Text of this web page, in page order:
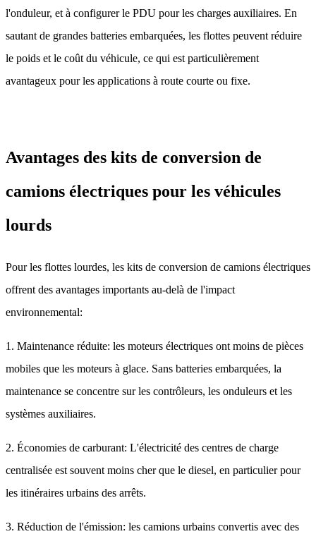
l'onduleur, et à configurer le PDU pour les charges auxiliaires. En
sautant de grandes batteries embarquées, les flottes peuvent réduire
le poids et le coût du véhicule, ce qui est particulièrement
avantageux pour les applications à route courte ou fixe.
Avantages des kits de conversion de
camions électriques pour les véhicules
lourds
Pour les flottes lourdes, les kits de conversion de camions électriques
offrent des avantages importants au-delà de l'impact
environnemental:
1. Maintenance réduite: les moteurs électriques ont moins de pièces
mobiles que les moteurs à glace. Sans batteries embarquées, la
maintenance se concentre sur les contrôleurs, les onduleurs et les
systèmes auxiliaires.
2. Économies de carburant: L'électricité des centres de charge
centralisée est souvent moins cher que le diesel, en particulier pour
les itinéraires urbains des arrêts.
3. Réduction de l'émission: les camions urbains convertis avec des